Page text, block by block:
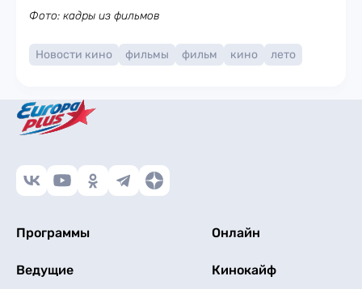
Фото: кадры из фильмов
Новости кино фильмы фильм кино лето
Программы Онлайн
Ведущие Кинокайф